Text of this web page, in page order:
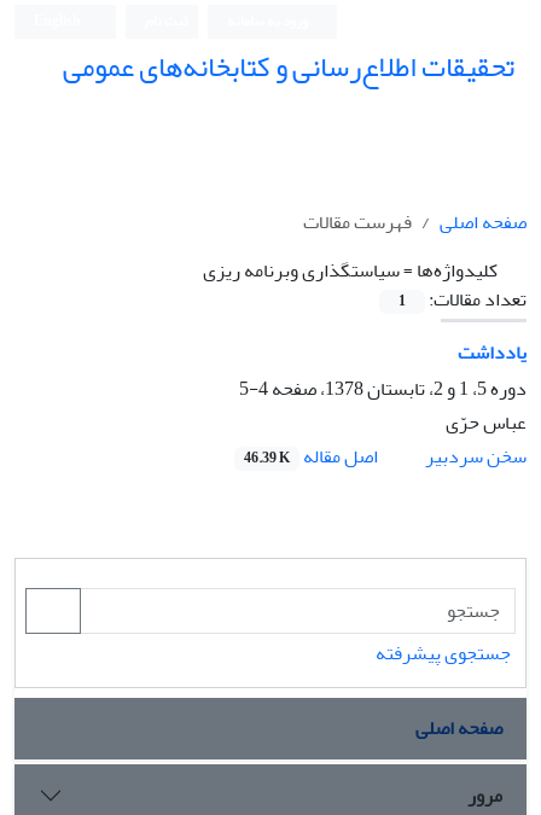
تحقیقات اطلاع‌رسانی و کتابخانه‌های عمومی
صفحه اصلی
فهرست مقالات
کلیدواژه‌ها =سیاستگذاری وبرنامه ریزی
تعداد مقالات:
1
یادداشت
دوره 5، 1 و 2، تابستان 1378، صفحه
4-5
عباس حرّی
سخن سردبیر
اصل مقاله 46.39 K
جستجوی پیشرفته
صفحه اصلی
مرور